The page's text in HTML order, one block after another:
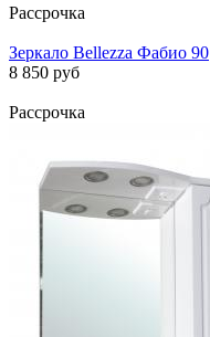
Рассрочка
Зеркало Bellezza Фабио 90
8 850 руб
Рассрочка